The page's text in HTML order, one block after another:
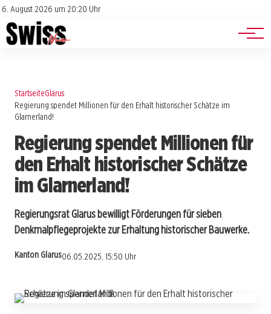
6. August 2026 um 20:20 Uhr
Impressum
Datenschutz
Jobs
Events
StartseiteGlarus
Regierung spendet Millionen für den Erhalt historischer Schätze im
Glarnerland!
Regierung spendet Millionen für
den Erhalt historischer Schätze
im Glarnerland!
Regierungsrat Glarus bewilligt Förderungen für sieben
Denkmalpflegeprojekte zur Erhaltung historischer Bauwerke.
Kanton Glarus06.05.2025, 15:50 Uhr